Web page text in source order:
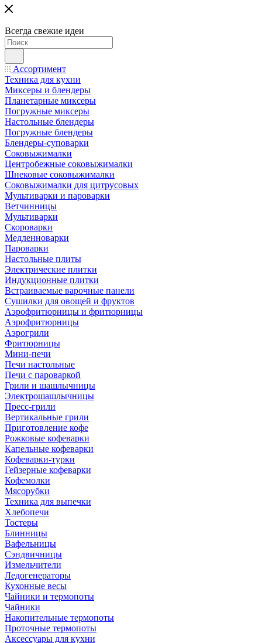
Всегда свежие идеи
Ассортимент
Техника для кухни
Миксеры и блендеры
Планетарные миксеры
Погружные миксеры
Настольные блендеры
Погружные блендеры
Блендеры-суповарки
Соковыжималки
Центробежные соковыжималки
Шнековые соковыжималки
Соковыжималки для цитрусовых
Мультиварки и пароварки
Ветчинницы
Мультиварки
Скороварки
Медленноварки
Пароварки
Настольные плиты
Электрические плитки
Индукционные плитки
Встраиваемые варочные панели
Сушилки для овощей и фруктов
Аэрофритюрницы и фритюрницы
Аэрофритюрницы
Аэрогрили
Фритюрницы
Мини-печи
Печи настольные
Печи с пароваркой
Грили и шашлычницы
Электрошашлычницы
Пресс-грили
Вертикальные грили
Приготовление кофе
Рожковые кофеварки
Капельные кофеварки
Кофеварки-турки
Гейзерные кофеварки
Кофемолки
Мясорубки
Техника для выпечки
Хлебопечи
Тостеры
Блинницы
Вафельницы
Сэндвичницы
Измельчители
Ледогенераторы
Кухонные весы
Чайники и термопоты
Чайники
Накопительные термопоты
Проточные термопоты
Аксессуары для кухни